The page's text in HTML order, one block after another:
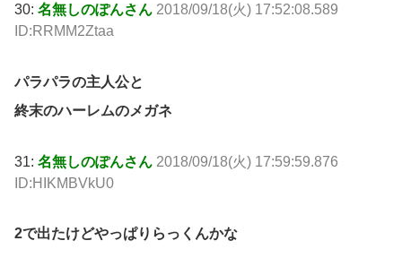
30: 名無しのぽんさん 2018/09/18(火) 17:52:08.589
ID:RRMM2Ztaa
パラパラの主人公と
終末のハーレムのメガネ
31: 名無しのぽんさん 2018/09/18(火) 17:59:59.876
ID:HIKMBVkU0
2で出たけどやっぱりらっくんかな